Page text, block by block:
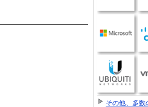
その他、多数